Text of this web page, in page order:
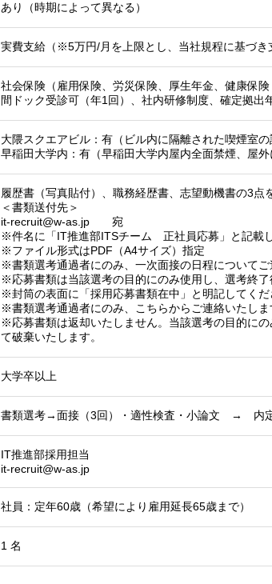
あり（時期によって異なる）
実費支給（※5万円/月を上限とし、当社規程に基づき
社会保険（雇用保険、労災保険、厚生年金、健康保
間ドック受診可（年1回）、社内研修制度、確定拠
大隈スクエアビル：有（ビル内に隔離された喫煙室の
早稲田大学内：有（早稲田大学内屋内全面禁煙、屋外
履歴書（写真貼付）、職務経歴書、志望動機書の3点
＜書類送付先＞
it-recruit@w-as.jp 宛
※件名に「IT推進部ITSチーム 正社員応募」と記載し
※ファイル形式はPDF（A4サイズ）指定
※書類選考通過者にのみ、一次面接の日程についてご
※応募書類は当該選考の目的にのみ使用し、選考終了
※封筒の表面に「採用応募書類在中」と明記してくだ
※書類選考通過者にのみ、こちらからご連絡いたしま
※応募書類は返却いたしません。当該選考の目的に
て破棄いたします。
大学卒以上
書類選考→面接（3回）・適性検査・小論文 → 内
IT推進部採用担当
it-recruit@w-as.jp
社員：定年60歳（希望により雇用延長65歳まで）
1 名